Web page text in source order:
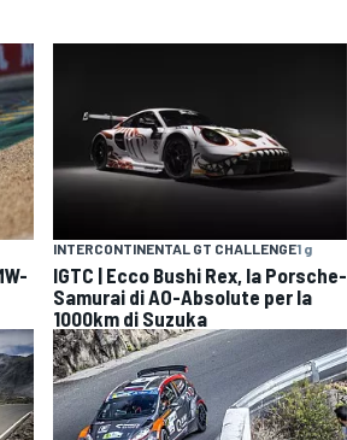
INTERCONTINENTAL GT CHALLENGE1 g
IGTC | Ecco Bushi Rex, la Porsche-
Samurai di AO-Absolute per la
1000km di Suzuka